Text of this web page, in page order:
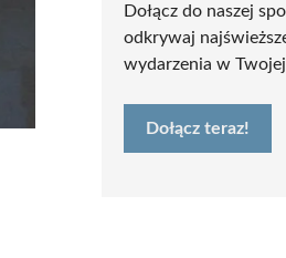
Dołącz do naszej
odkrywaj
wydarzenia w
Dołącz teraz!